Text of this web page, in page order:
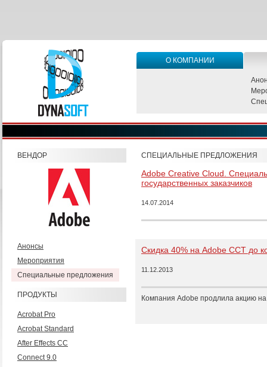
О КОМПАНИИ
ВЕНДОР
Анонсы
Мероприятия
Специальные предложения
ПРОДУКТЫ
Acrobat Pro
Acrobat Standard
After Effects CC
Connect 9.0
СПЕЦИАЛЬНЫЕ ПРЕДЛОЖЕНИЯ
Adobe Creative Cloud.
государственных заказчиков
14.07.2014
Скидка 40% на Adobe CCT до
11.12.2013
Компания Adobe продлила акцию